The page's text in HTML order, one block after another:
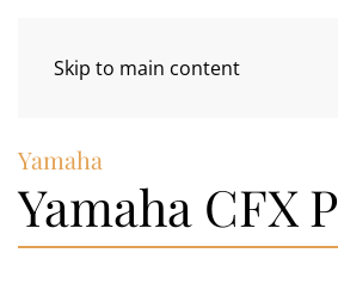
Skip to main content
Yamaha
Yamaha CFX